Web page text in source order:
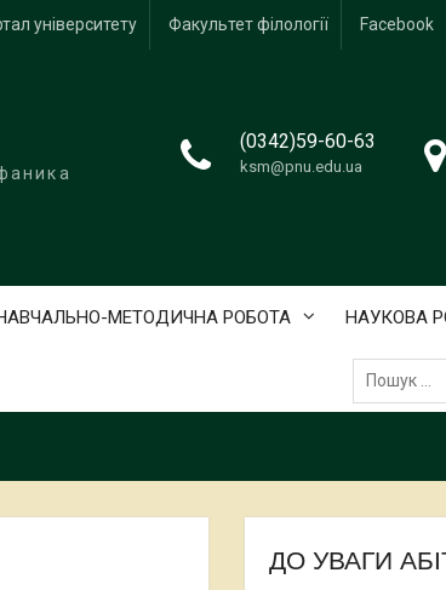
університету Факультет філології Facebook
(0342)59-60-63
ksm@pnu.edu.ua
МЕТОДИЧНА РОБОТА НАУКОВА
Пошук:
ДО УВАГИ